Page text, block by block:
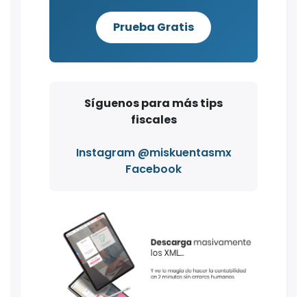
Prueba Gratis
Síguenos para más tips
fiscales
Instagram @miskuentasmx
Facebook